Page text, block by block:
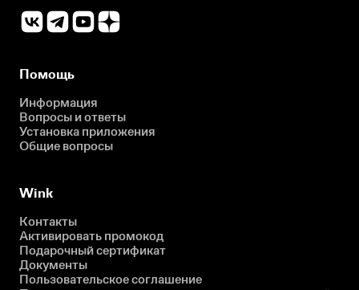
Помощь
Информация
Вопросы и ответы
Установка приложения
Общие вопросы
Wink
Контакты
Активировать промокод
Подарочный сертификат
Документы
Пользовательское соглашение